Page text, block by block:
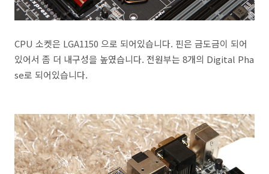
CPU 소켓은 LGA1150 으로 되어있습니다. 핀은 금도금이 되어
있어서 좀 더 내구성을 높였습니다. 전원부는 8개의 Digital Pha
se로 되어있습니다.